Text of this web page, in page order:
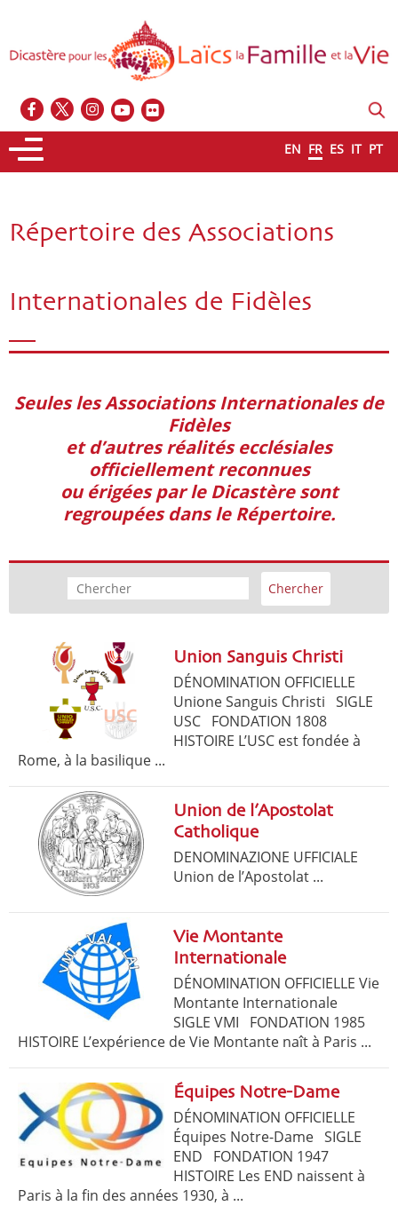
EN FR ES IT PT
Répertoire des Associations
Internationales de Fidèles
Seules les Associations Internationales de
Fidèles
et d’autres réalités ecclésiales
officiellement reconnues
ou érigées par le Dicastère sont
regroupées dans le Répertoire.
Union Sanguis Christi
DÉNOMINATION OFFICIELLE
Unione Sanguis Christi SIGLE
USC FONDATION 1808
HISTOIRE L’USC est fondée à
Rome, à la basilique ...
Union de l’Apostolat
Catholique
DENOMINAZIONE UFFICIALE
Union de l’Apostolat ...
Vie Montante
Internationale
DÉNOMINATION OFFICIELLE Vie
Montante Internationale
SIGLE VMI FONDATION 1985
HISTOIRE L’expérience de Vie Montante naît à Paris ...
Équipes Notre-Dame
DÉNOMINATION OFFICIELLE
Équipes Notre-Dame SIGLE
END FONDATION 1947
HISTOIRE Les END naissent à
Paris à la fin des années 1930, à ...